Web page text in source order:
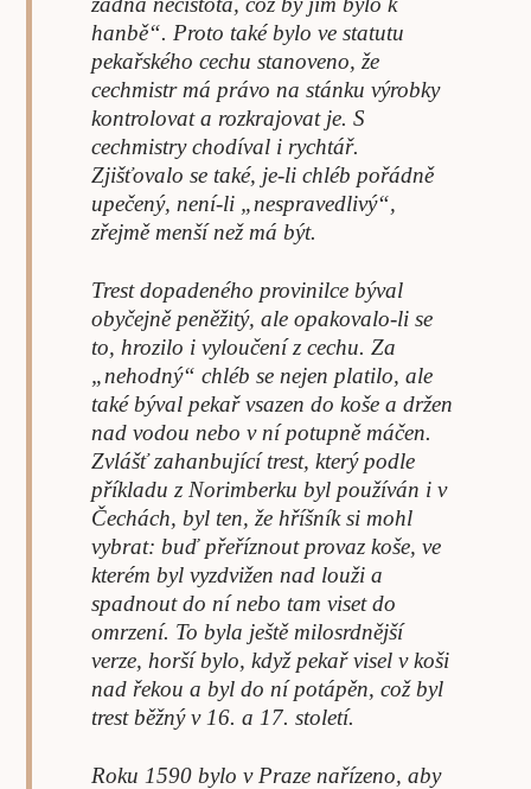
hanbě“. Proto také bylo ve statutu
pekařského cechu stanoveno, že
cechmistr má právo na stánku výrobky
kontrolovat a rozkrajovat je. S
cechmistry chodíval i rychtář.
Zjišťovalo se také, je-li chléb pořádně
upečený, není-li „nespravedlivý“,
zřejmě menší než má být.
Trest dopadeného provinilce býval
obyčejně peněžitý, ale opakovalo-li se
to, hrozilo i vyloučení z cechu. Za
„nehodný“ chléb se nejen platilo, ale
také býval pekař vsazen do koše a držen
nad vodou nebo v ní potupně máčen.
Zvlášť zahanbující trest, který podle
příkladu z Norimberku byl používán i v
Čechách, byl ten, že hříšník si mohl
vybrat: buď přeříznout provaz koše, ve
kterém byl vyzdvižen nad louži a
spadnout do ní nebo tam viset do
omrzení. To byla ještě milosrdnější
verze, horší bylo, když pekař visel v koši
nad řekou a byl do ní potápěn, což byl
trest běžný v 16. a 17. století.
Roku 1590 bylo v Praze nařízeno, aby